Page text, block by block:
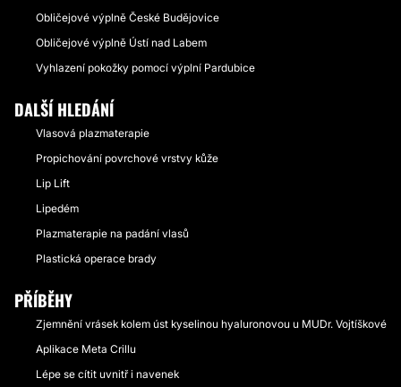
Obličejové výplně České Budějovice
Obličejové výplně Ústí nad Labem
Vyhlazení pokožky pomocí výplní Pardubice
DALŠÍ HLEDÁNÍ
Vlasová plazmaterapie
Propichování povrchové vrstvy kůže
Lip Lift
Lipedém
Plazmaterapie na padání vlasů
Plastická operace brady
PŘÍBĚHY
Zjemnění vrásek kolem úst kyselinou hyaluronovou u MUDr. Vojtíškové
Aplikace Meta Crillu
Lépe se cítit uvnitř i navenek